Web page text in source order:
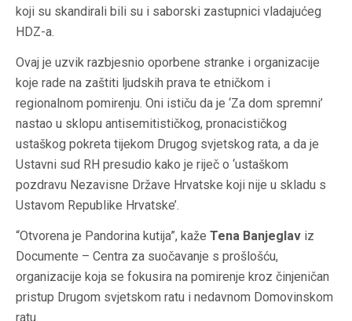
koji su skandirali bili su i saborski zastupnici vladajućeg
HDZ-a.
Ovaj je uzvik razbjesnio oporbene stranke i organizacije
koje rade na zaštiti ljudskih prava te etničkom i
regionalnom pomirenju. Oni ističu da je ‘Za dom spremni’
nastao u sklopu antisemitističkog, pronacističkog
ustaškog pokreta tijekom Drugog svjetskog rata, a da je
Ustavni sud RH presudio kako je riječ o ‘ustaškom
pozdravu Nezavisne Države Hrvatske koji nije u skladu s
Ustavom Republike Hrvatske’.
“Otvorena je Pandorina kutija”, kaže Tena Banjeglav iz
Documente – Centra za suočavanje s prošlošću,
organizacije koja se fokusira na pomirenje kroz činjeničan
pristup Drugom svjetskom ratu i nedavnom Domovinskom
ratu.